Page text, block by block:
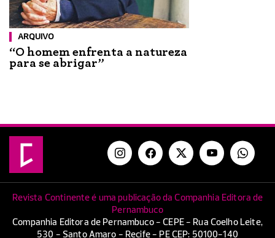
ARQUIVO
“O homem enfrenta a natureza
para se abrigar”
Revista Continente é uma publicação da Companhia Editora de
Pernambuco
Companhia Editora de Pernambuco - CEPE - Rua Coelho Leite,
530 - Santo Amaro - Recife - PE CEP: 50100-140